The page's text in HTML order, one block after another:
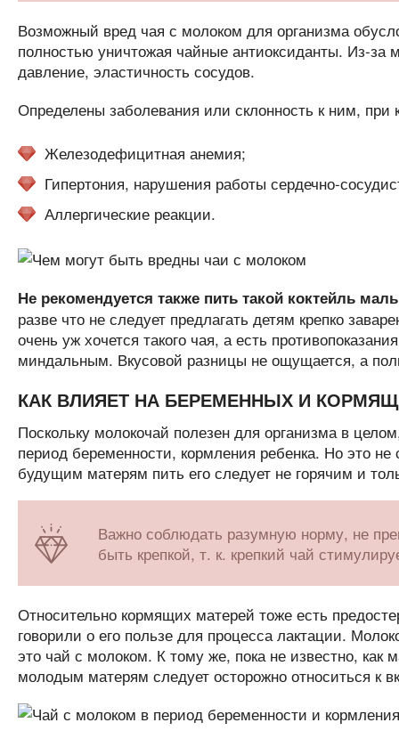
Возможный вред чая с молоком для организма
полностью уничтожая чайные антиоксиданты. Из-за
давление, эластичность сосудов.
Определены заболевания или склонность к ним, при
Железодефицитная анемия;
Гипертония, нарушения работы сердечно-
Аллергические реакции.
Не рекомендуется также пить такой коктейль
разве что не следует предлагать детям крепко
очень уж хочется такого чая, а есть
миндальным. Вкусовой разницы не ощущается, а
КАК ВЛИЯЕТ НА БЕРЕМЕННЫХ И
Поскольку молокочай полезен для организма в
период беременности, кормления ребенка. Но это
будущим матерям пить его следует не горячим и
Важно соблюдать разумную норму, не
быть крепкой, т. к. крепкий чай
Относительно кормящих матерей тоже есть
говорили о его пользе для процесса лактации.
это чай с молоком. К тому же, пока не известно,
молодым матерям следует осторожно относиться к